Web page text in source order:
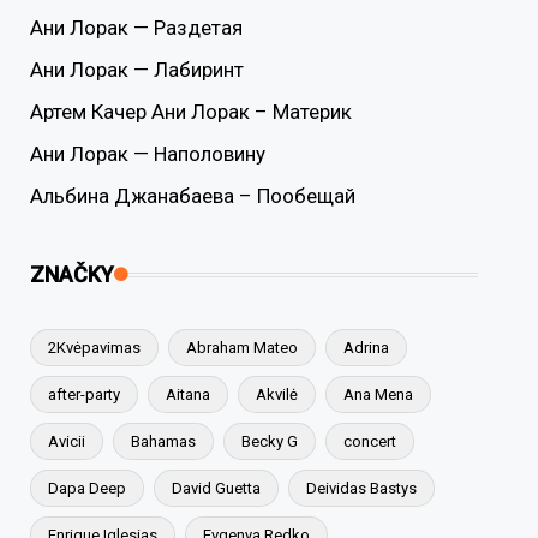
Ани Лорак — Раздетая
Ани Лорак — Лабиринт
Артем Качер Ани Лорак – Материк
Ани Лорак — Наполовину
Альбина Джанабаева – Пообещай
ZNAČKY
2Kvėpavimas Abraham Mateo Adrina
after-party Aitana Akvilė Ana Mena
Avicii Bahamas Becky G concert
Dapa Deep David Guetta Deividas Bastys